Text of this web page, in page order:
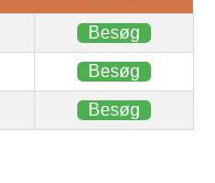
Besøg
Besøg
Besøg